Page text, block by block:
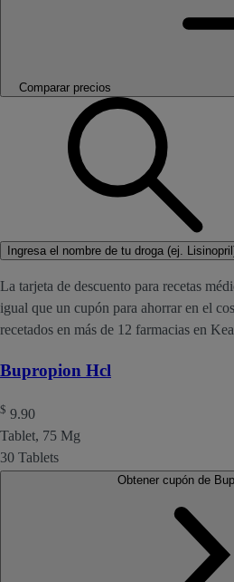
Comparar precios
Ingresa el nombre de tu droga (ej.
La tarjeta de descuento para recetas
igual que un cupón para ahorrar en el
recetados en más de 12 farmacias en
Bupropion Hcl
$ 9.90
Tablet, 75 Mg
30 Tablets